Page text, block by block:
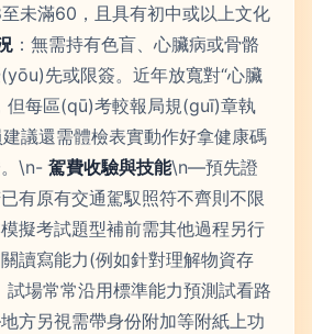
未滿60，且具有初中或以上文化
：無需持有色盲、心臟病或骨骼
先或限簽。近年放寬對“心臟
但每區(qū)考較報局規(guī)章執
議還需體檢表實動作好拿健康碼
。\n-駕費收驗與技能\n—預先證
有原有交通駕馭照符不齊則不限
擬考試題型補前需其他過程另行
讀寫能力(例如針對理解物資存
場常常沿用標準能力預測試看路
方另視需帶身份附加等附紙上功